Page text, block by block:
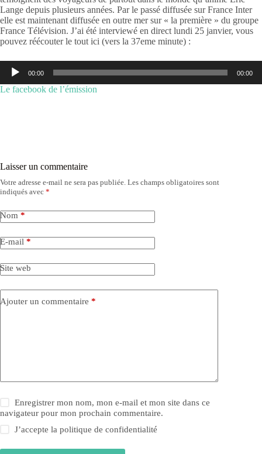
Lange depuis plusieurs années. Par le passé diffusée sur France Inter
elle est maintenant diffusée en outre mer sur « la première » du groupe
France Télévision. J’ai été interviewé en direct lundi 25 janvier, vous
pouvez réécouter le tout ici (vers la 37eme minute) :
Lecteur
audio
00:00 00:00
Le facebook de l’émission
Laisser un commentaire
Votre adresse e-mail ne sera pas publiée. Les champs obligatoires sont
indiqués avec *
Nom *
E-mail *
Site web
Ajouter un commentaire *
Enregistrer mon nom, mon e-mail et mon site dans ce
navigateur pour mon prochain commentaire.
J’accepte lapolitique de confidentialité